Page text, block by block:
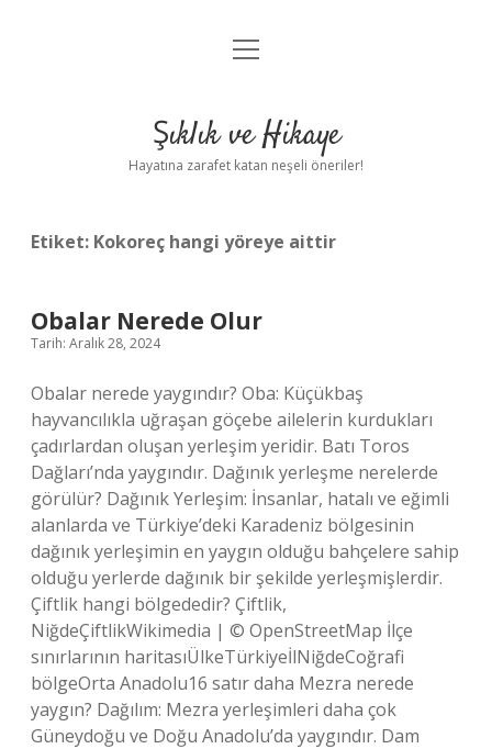
Anasayfa
Yasal Uyarı
menüyü
Şıklık ve Hikaye
Hayatına zarafet katan neşeli öneriler!
Etiket: Kokoreç hangi yöreye aittir
Obalar Nerede Olur
Tarih: Aralık 28, 2024
Obalar nerede yaygındır? Oba: Küçükbaş
hayvancılıkla uğraşan göçebe ailelerin kurdukları
çadırlardan oluşan yerleşim yeridir. Batı Toros
Dağları’nda yaygındır. Dağınık yerleşme nerelerde
görülür? Dağınık Yerleşim: İnsanlar, hatalı ve eğimli
alanlarda ve Türkiye’deki Karadeniz bölgesinin
dağınık yerleşimin en yaygın olduğu bahçelere sahip
olduğu yerlerde dağınık bir şekilde yerleşmişlerdir.
Çiftlik hangi bölgededir? Çiftlik,
NiğdeÇiftlikWikimedia | © OpenStreetMap İlçe
sınırlarının haritasıÜlkeTürkiyeİlNiğdeCoğrafi
bölgeOrta Anadolu16 satır daha Mezra nerede
yaygın? Dağılım: Mezra yerleşimleri daha çok
Güneydoğu ve Doğu Anadolu’da yaygındır. Dam